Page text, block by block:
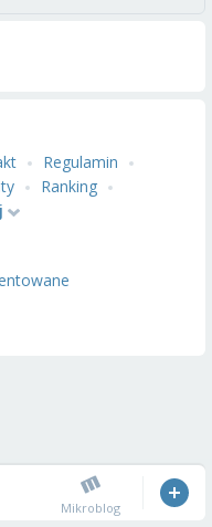
Regulamin
Ranking
Mikroblog